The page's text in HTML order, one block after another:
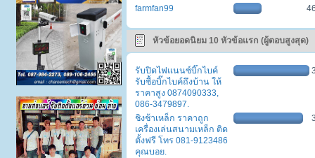
farmfan99
หัวข้อยอดนิยม 10 หัวข้อแรก (ผู้ตอบสูงสุด)
รับปิดไฟแนนซ์บิ๊กไบค์
รับซื้อบิ๊กไบค์ถึงบ้าน ให้
ราคาสูง 0874090333,
086-3479897.
ชิงช้าเหล็ก ราคาถูก
เครื่องเล่นสนามเหล็ก ติด
ตั้งฟรี โทร 081-9123486
คุณบอย.